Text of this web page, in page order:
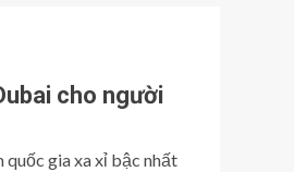
cho người
quốc gia xa xỉ bậc nhất